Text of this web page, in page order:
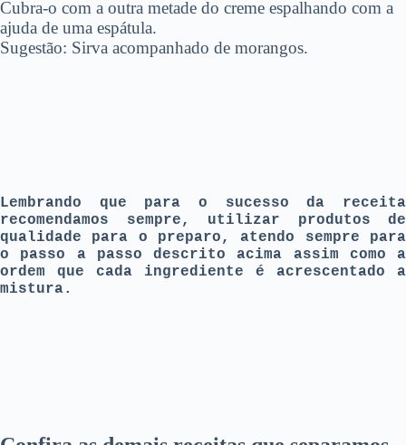
Cubra-o com a outra metade do creme espalhando com a
ajuda de uma espátula.
Sugestão: Sirva acompanhado de morangos.
Lembrando que para o sucesso da receita
recomendamos sempre, utilizar produtos de
qualidade para o preparo, atendo sempre para
o passo a passo descrito acima assim como a
ordem que cada ingrediente é acrescentado a
mistura.